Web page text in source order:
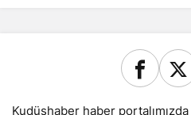
Kudüshaber haber